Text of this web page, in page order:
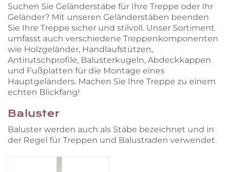
Suchen Sie Geländerstäbe für Ihre Treppe oder Ihr
Geländer? Mit unseren Geländerstäben beenden
Sie Ihre Treppe sicher und stilvoll. Unser Sortiment
umfasst auch verschiedene Treppenkomponenten
wie Holzgeländer, Handlaufstützen,
Antirutschprofile, Balusterkugeln, Abdeckkappen
und Fußplatten für die Montage eines
Hauptgeländers. Machen Sie Ihre Treppe zu einem
echten Blickfang!
Baluster
Baluster werden auch als Stäbe bezeichnet und in
der Regel für Treppen und Balustraden verwendet.